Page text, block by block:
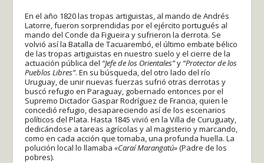
En el año 1820 las tropas artiguistas, al mando de Andrés
Latorre, fueron sorprendidas por el ejército portugués al
mando del Conde da Figueira y sufrieron la derrota. Se
volvió así la Batalla de Tacuarembó, el último embate bélico
de las tropas artiguistas en nuestro suelo y el cierre de la
actuación pública del “Jefe de los Orientales”y “Protector de los
Pueblos Libres”. En su búsqueda, del otro lado del río
Uruguay, de unir nuevas fuerzas sufrió otras derrotas y
buscó refugio en Paraguay, gobernado entonces por el
Supremo Dictador Gaspar Rodríguez de Francia, quien le
concedió refugio, desapareciendo así de los escenarios
políticos del Plata. Hasta 1845 vivió en la Villa de Curuguaty,
dedicándose a tareas agrícolas y al magisterio y marcando,
como en cada acción que tomaba, una profunda huella. La
polución local lo llamaba«Caraí Marangatú»(Padre de los
pobres).